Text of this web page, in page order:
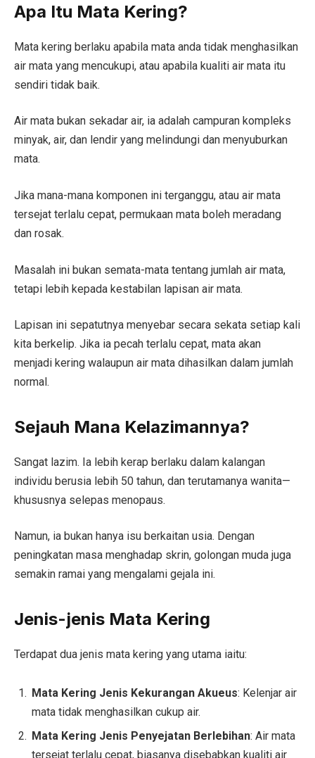
Apa Itu Mata Kering?
Mata kering berlaku apabila mata anda tidak menghasilkan
air mata yang mencukupi, atau apabila kualiti air mata itu
sendiri tidak baik.
Air mata bukan sekadar air, ia adalah campuran kompleks
minyak, air, dan lendir yang melindungi dan menyuburkan
mata.
Jika mana-mana komponen ini terganggu, atau air mata
tersejat terlalu cepat, permukaan mata boleh meradang
dan rosak.
Masalah ini bukan semata-mata tentang jumlah air mata,
tetapi lebih kepada kestabilan lapisan air mata.
Lapisan ini sepatutnya menyebar secara sekata setiap kali
kita berkelip. Jika ia pecah terlalu cepat, mata akan
menjadi kering walaupun air mata dihasilkan dalam jumlah
normal.
Sejauh Mana Kelazimannya?
Sangat lazim. Ia lebih kerap berlaku dalam kalangan
individu berusia lebih 50 tahun, dan terutamanya wanita—
khususnya selepas menopaus.
Namun, ia bukan hanya isu berkaitan usia. Dengan
peningkatan masa menghadap skrin, golongan muda juga
semakin ramai yang mengalami gejala ini.
Jenis-jenis Mata Kering
Terdapat dua jenis mata kering yang utama iaitu:
Mata Kering Jenis Kekurangan Akueus: Kelenjar air
mata tidak menghasilkan cukup air.
Mata Kering Jenis Penyejatan Berlebihan: Air mata
tersejat terlalu cepat, biasanya disebabkan kualiti air